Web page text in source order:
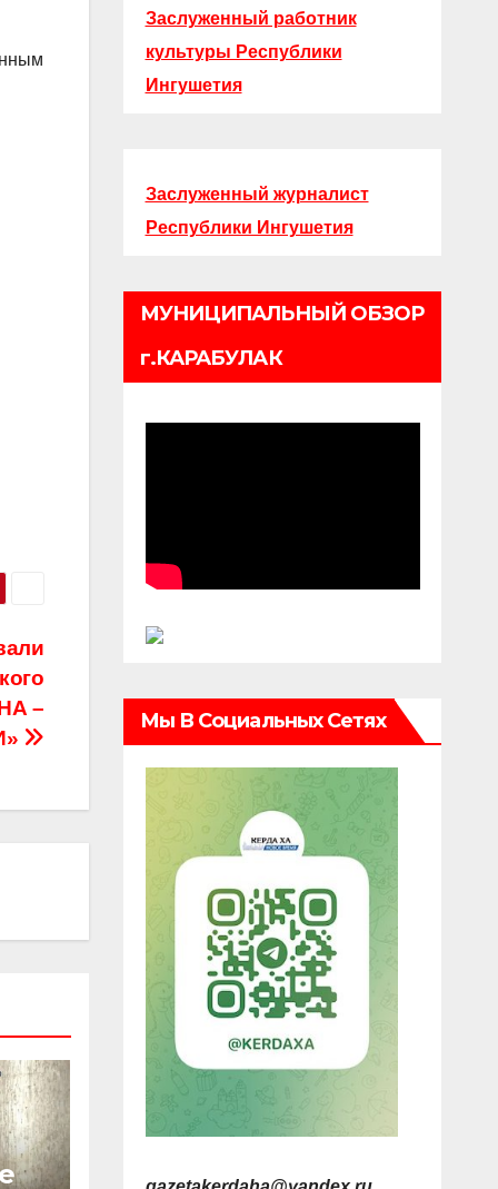
–
Заслуженный работник
культуры Республики
Ингушетия
Заслуженный журналист
Республики Ингушетия
МУНИЦИПАЛЬНЫЙ ОБЗОР
г.КАРАБУЛАК
Мы В Социальных Сетях